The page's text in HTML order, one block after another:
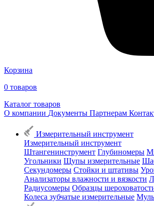
Корзина
0 товаров
Каталог товаров
О компании Документы Партнерам
Измерительный инструмент
Измерительный инструмент
Штангенинструмент Глубиномеры
Угольники Щупы измерительные
Секундомеры Стойки и штативы
Анализаторы влажности и вязкости
Радиусомеры Образцы
Колеса зубчатые измерительные